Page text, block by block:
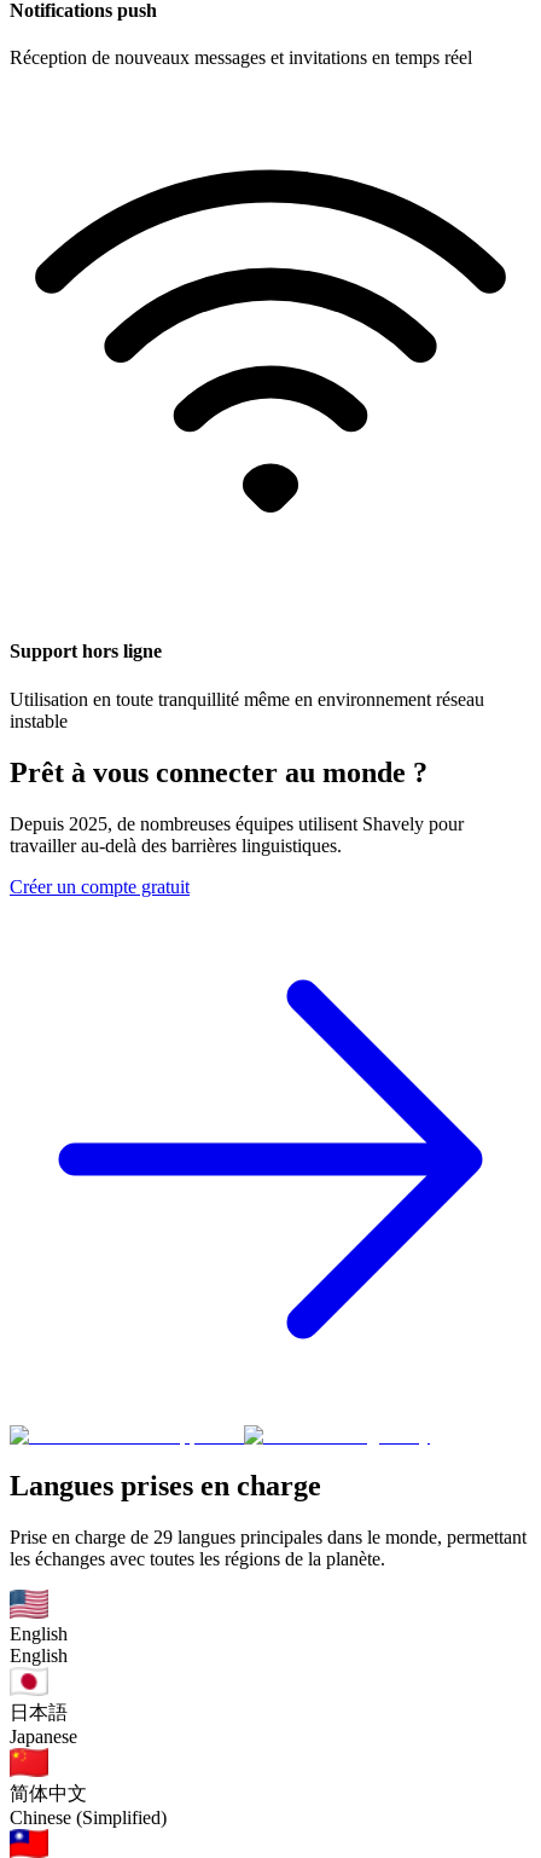
Notifications push
Réception de nouveaux messages et invitations en temps réel
Support hors ligne
Utilisation en toute tranquillité même en environnement réseau
instable
Prêt à vous connecter au monde ?
Depuis 2025, de nombreuses équipes utilisent Shavely pour
travailler au-delà des barrières linguistiques.
Créer un compte gratuit
Langues prises en charge
Prise en charge de 29 langues principales dans le monde, permettant
les échanges avec toutes les régions de la planète.
English
English
日本語
Japanese
简体中文
Chinese (Simplified)